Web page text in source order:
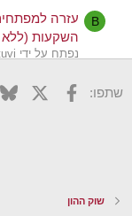
B
עזרה
השקעות (ללא
נפתח על ידי bartuvi
ת עזרה בטופס 867 שתפו: פייסבוק
X
שוק ההון